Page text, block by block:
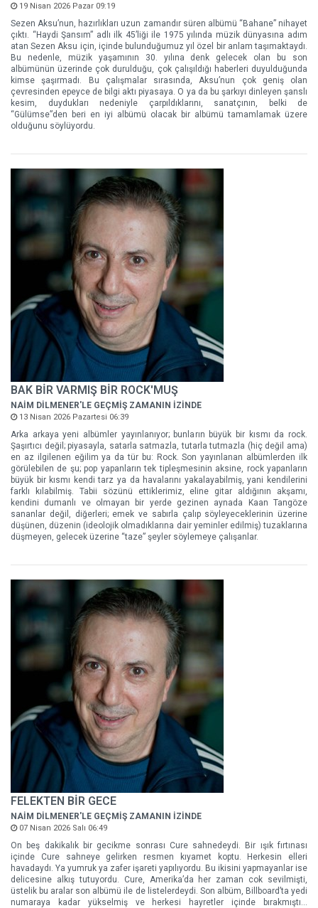
19 Nisan 2026 Pazar 09:19
Sezen Aksu’nun, hazırlıkları uzun zamandır süren albümü “Bahane” nihayet
çıktı. “Haydi Şansım” adlı ilk 45’liği ile 1975 yılında müzik dünyasına adım
atan Sezen Aksu için, içinde bulunduğumuz yıl özel bir anlam taşımaktaydı.
Bu nedenle, müzik yaşamının 30. yılına denk gelecek olan bu son
albümünün üzerinde çok durulduğu, çok çalışıldığı haberleri duyulduğunda
kimse şaşırmadı. Bu çalışmalar sırasında, Aksu’nun çok geniş olan
çevresinden epeyce de bilgi aktı piyasaya. O ya da bu şarkıyı dinleyen şanslı
kesim, duydukları nedeniyle çarpıldıklarını, sanatçının, belki de
“Gülümse”den beri en iyi albümü olacak bir albümü tamamlamak üzere
olduğunu söylüyordu.
BAK BİR VARMIŞ BİR ROCK'MUŞ
NAİM DİLMENER'LE GEÇMİŞ ZAMANIN İZİNDE
13 Nisan 2026 Pazartesi 06:39
Arka arkaya yeni albümler yayınlanıyor; bunların büyük bir kısmı da rock.
Şaşırtıcı değil; piyasayla, satarla satmazla, tutarla tutmazla (hiç değil ama)
en az ilgilenen eğilim ya da tür bu: Rock. Son yayınlanan albümlerden ilk
görülebilen de şu; pop yapanların tek tipleşmesinin aksine, rock yapanların
büyük bir kısmı kendi tarz ya da havalarını yakalayabilmiş, yani kendilerini
farklı kılabilmiş. Tabii sözünü ettiklerimiz, eline gitar aldığının akşamı,
kendini dumanlı ve olmayan bir yerde gezinen aynada Kaan Tangöze
sananlar değil, diğerleri; emek ve sabırla çalıp söyleyeceklerinin üzerine
düşünen, düzenin (ideolojik olmadıklarına dair yeminler edilmiş) tuzaklarına
düşmeyen, gelecek üzerine “taze” şeyler söylemeye çalışanlar.
FELEKTEN BİR GECE
NAİM DİLMENER'LE GEÇMİŞ ZAMANIN İZİNDE
07 Nisan 2026 Salı 06:49
On beş dakikalık bir gecikme sonrası Cure sahnedeydi. Bir ışık fırtınası
içinde Cure sahneye gelirken resmen kıyamet koptu. Herkesin elleri
havadaydı. Ya yumruk ya zafer işareti yapılıyordu. Bu ikisini yapmayanlar ise
delicesine alkış tutuyordu. Cure, Amerika’da her zaman cok sevilmişti,
üstelik bu aralar son albümü ile de listelerdeydi. Son albüm, Billboard’ta yedi
numaraya kadar yükselmiş ve herkesi hayretler içinde bırakmıştı…